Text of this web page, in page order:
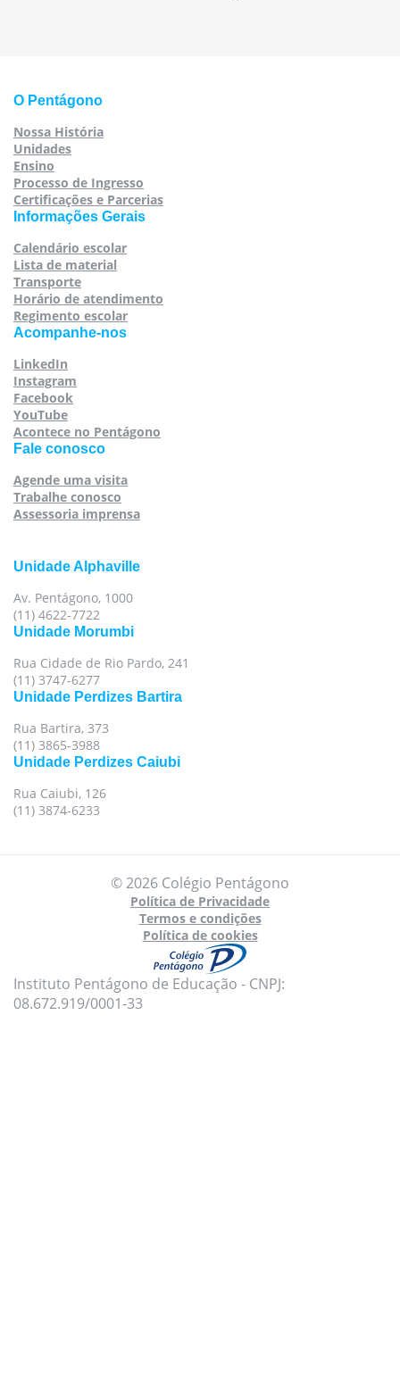
O Pentágono
Nossa História
Unidades
Ensino
Processo de Ingresso
Certificações e Parcerias
Informações Gerais
Calendário escolar
Lista de material
Transporte
Horário de atendimento
Regimento escolar
Acompanhe-nos
LinkedIn
Instagram
Facebook
YouTube
Acontece no Pentágono
Fale conosco
Agende uma visita
Trabalhe conosco
Assessoria imprensa
Unidade Alphaville
Av. Pentágono, 1000
(11) 4622-7722
Unidade Morumbi
Rua Cidade de Rio Pardo, 241
(11) 3747-6277
Unidade Perdizes Bartira
Rua Bartira, 373
(11) 3865-3988
Unidade Perdizes Caiubi
Rua Caiubi, 126
(11) 3874-6233
© 2026 Colégio Pentágono
Política de Privacidade
Termos e condições
Política de cookies
Instituto Pentágono de Educação - CNPJ:
08.672.919/0001-33